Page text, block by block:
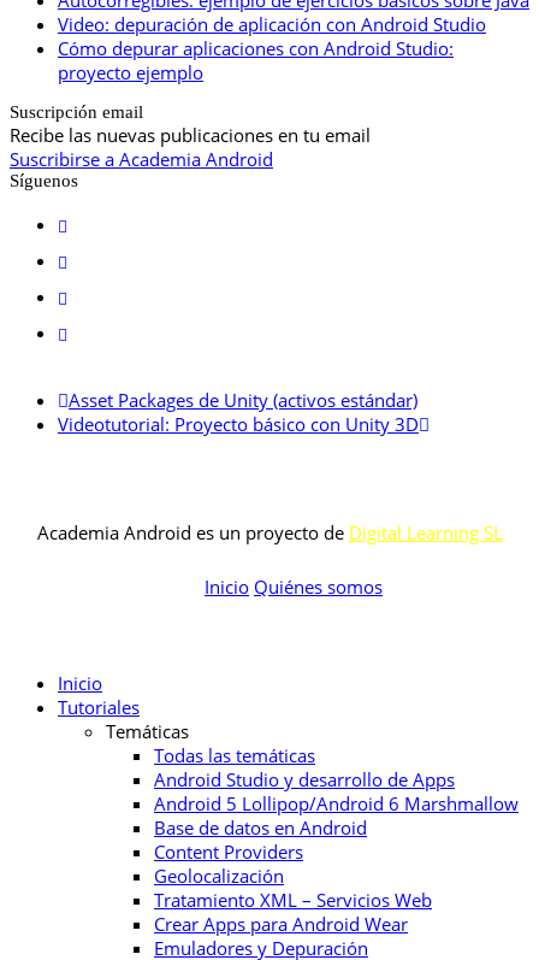
Video: depuración de aplicación con Android Studio
Cómo depurar aplicaciones con Android Studio:
proyecto ejemplo
Suscripción email
Recibe las nuevas publicaciones en tu email
Suscribirse a Academia Android
Síguenos
Asset Packages de Unity (activos estándar)
Videotutorial: Proyecto básico con Unity 3D
Academia Android es un proyecto de Digital Learning SL
Inicio Quiénes somos
Inicio
Tutoriales
Temáticas
Todas las temáticas
Android Studio y desarrollo de Apps
Android 5 Lollipop/Android 6 Marshmallow
Base de datos en Android
Content Providers
Geolocalización
Tratamiento XML – Servicios Web
Crear Apps para Android Wear
Emuladores y Depuración